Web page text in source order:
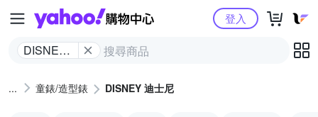
Yahoo購物中心
DISNEY
登入
童錶/造型錶 DISNEY 迪士尼